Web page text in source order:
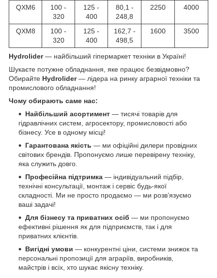
QXM6
100 -
320
125 -
400
80,1 -
248,8
2250 4000
QXM8
100 -
320
125 -
400
162,7 -
498,5
1600 3500
Hydrolider— найбільший гіпермаркет техніки в Україні!
Шукаєте потужне обладнання, яке працює безвідмовно?
Обирайте Hydrolider— лідера на ринку аграрної техніки та
промислового обладнання!
Чому обирають саме нас:
Найбільший асортимент — тисячі товарів для
гідравлічних систем, агросектору, промисловості або
бізнесу. Усе в одному місці!
Гарантована якість — ми офіційні дилери провідних
світових брендів. Пропонуємо лише перевірену техніку,
яка служить довго.
Професійна підтримка — індивідуальний підбір,
технічні консультації, монтаж і сервіс будь-якої
складності. Ми не просто продаємо — ми розв’язуємо
ваші задачі!
Для бізнесу та приватних осіб — ми пропонуємо
ефективні рішення як для підприємств, так і для
приватних клієнтів.
Вигідні умови — конкурентні ціни, системи знижок та
персональні пропозиції для аграріїв, виробників,
майстрів і всіх, хто шукає якісну техніку.